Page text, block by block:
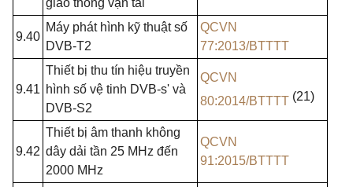
giao thông vận tải
9.40
Máy phát hình kỹ thuật số
DVB-T2
QCVN
77:2013/BTTTT
9.41
Thiết bị thu tín hiệu truyền
hình số vệ tinh DVB-s' và
DVB-S2
QCVN
80:2014/BTTTT (21)
9.42
Thiết bị âm thanh không
dây dải tần 25 MHz đến
2000 MHz
QCVN
91:2015/BTTTT